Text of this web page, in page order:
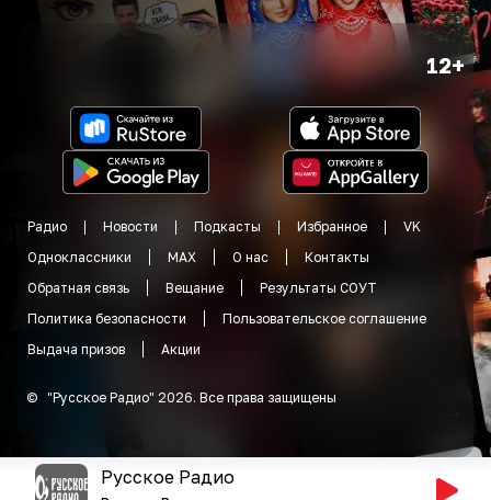
12+
Радио Новости Подкасты Избранное
VK
Одноклассники
MAX О нас
Контакты
Обратная связь
Вещание
Результаты СОУТ
Политика безопасности
Пользовательское соглашение
Выдача призов
Акции
© "Русское Радио" 2026. Все права защищены
Русское Радио